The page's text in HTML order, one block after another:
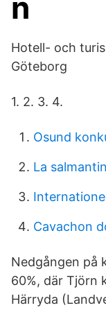
n
Hotell- och
Göteborg
1. 2. 3. 4.
Osund
La
Cavachon
Nedgången på
60%, där Tjörn
Härryda